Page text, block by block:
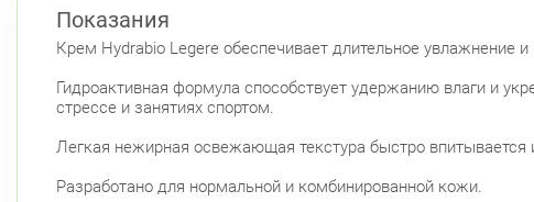
Показания
Крем Hydrabio Legere обеспечивает длительное увлажнение
Гидроактивная формула способствует удержанию влаги и
стрессе и занятиях спортом.
Легкая нежирная освежающая текстура быстро впитывается
Разработано для нормальной и комбинированной кожи.